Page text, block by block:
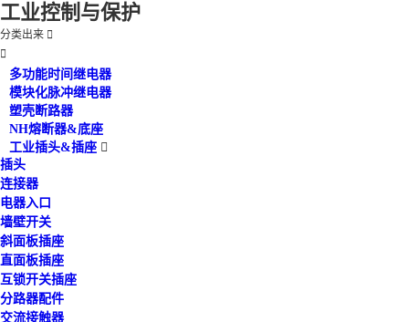
工业控制与保护
分类出来 

多功能时间继电器
模块化脉冲继电器
塑壳断路器
NH熔断器&底座
工业插头&插座 
插头
连接器
电器入口
墙壁开关
斜面板插座
直面板插座
互锁开关插座
分路器配件
交流接触器